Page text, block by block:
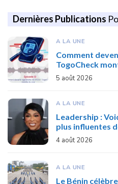
Dernières Publications
A LA UNE
Comment
TogoCheck
5 août 2026
A LA UNE
Leadership :
plus influentes
4 août 2026
A LA UNE
Le Bénin